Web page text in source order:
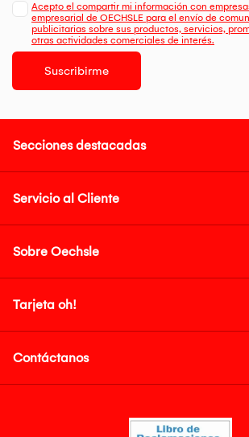
Acepto el compartir mi información con
empresarial de OECHSLE para el envío de
publicitarias sobre sus productos, servicios,
otras actividades comerciales de interés.
Suscribirme
Secciones destacadas
Servicio al Cliente
Sobre Oechsle
Tarjeta oh!
Contáctanos